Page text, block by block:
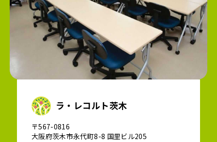
ラ・レコルト茨木
〒567-0816
大阪府茨木市永代町8-8 国里ビル205